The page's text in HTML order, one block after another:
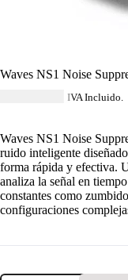
Waves NS1 Noise
IVA Incluido.
Waves NS1 Noise
ruido inteligente
forma rápida y efectiva.
analiza la señal en
constantes como
configuraciones